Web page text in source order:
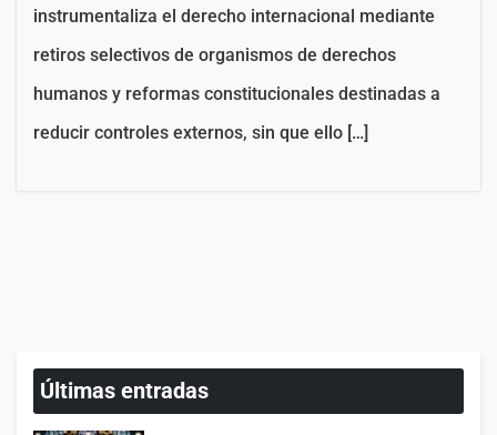
instrumentaliza el derecho internacional mediante
retiros selectivos de organismos de derechos
humanos y reformas constitucionales destinadas a
reducir controles externos, sin que ello […]
Últimas entradas